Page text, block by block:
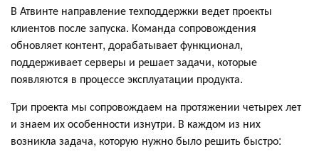
В Атвинте направление техподдержки ведет проекты
клиентов после запуска. Команда сопровождения
обновляет контент, дорабатывает функционал,
поддерживает серверы и решает задачи, которые
появляются в процессе эксплуатации продукта.
Три проекта мы сопровождаем на протяжении четырех лет
и знаем их особенности изнутри. В каждом из них
возникла задача, которую нужно было решить быстро: